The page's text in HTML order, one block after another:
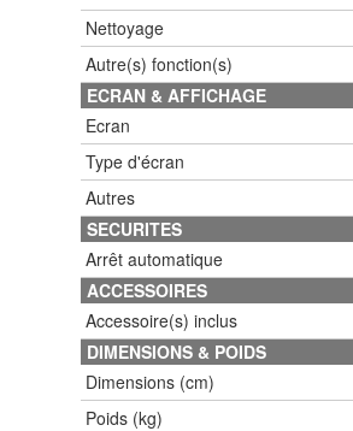
Nettoyage
Autre(s) fonction(s)
ECRAN & AFFICHAGE
Ecran
Type d'écran
Autres
SECURITES
Arrêt automatique
ACCESSOIRES
Accessoire(s) inclus
DIMENSIONS & POIDS
Dimensions (cm)
Poids (kg)